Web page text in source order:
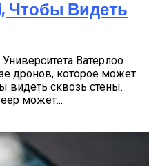
Чтобы Видеть
Ватерлоо
дронов, которое может
видеть сквозь стены.
может...